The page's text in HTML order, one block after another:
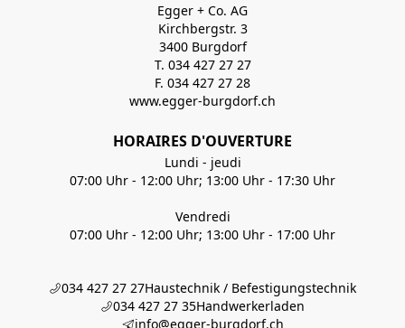
Egger + Co. AG
Kirchbergstr. 3
3400 Burgdorf
T. 034 427 27 27
F. 034 427 27 28
www.egger-burgdorf.ch
HORAIRES D'OUVERTURE
Lundi - jeudi
07:00 Uhr - 12:00 Uhr; 13:00 Uhr - 17:30 Uhr
Vendredi
07:00 Uhr - 12:00 Uhr; 13:00 Uhr - 17:00 Uhr
034 427 27 27Haustechnik / Befestigungstechnik
034 427 27 35Handwerkerladen
info@egger-burgdorf.ch